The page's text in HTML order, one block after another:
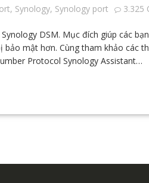
, Synology, Synology port 3.325
DSM. Mục đích giúp các
mật hơn. Cùng tham khảo các
Protocol Synology Assistant…